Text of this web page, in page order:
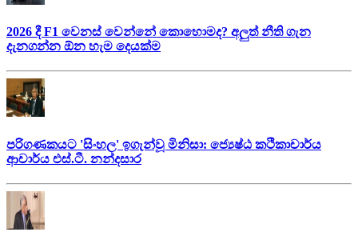
2026 දී F1 වෙනස් වෙන්නේ කොහොමද? අලුත් නීති ගැන
දැනගන්න ඕන හැම දෙයක්ම
පරිගණකයට 'සිංහල' ඉගැන්වූ මිනිසා: ජ්‍යෙෂ්ඨ කථිකාචාර්ය
ආචාර්ය එස්.ටී. නන්දසාර